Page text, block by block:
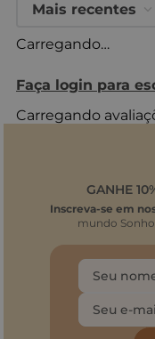
Carregando…
Faça login para
Mais recentes
Carregando
GANHE
Inscreva-se em
mundo